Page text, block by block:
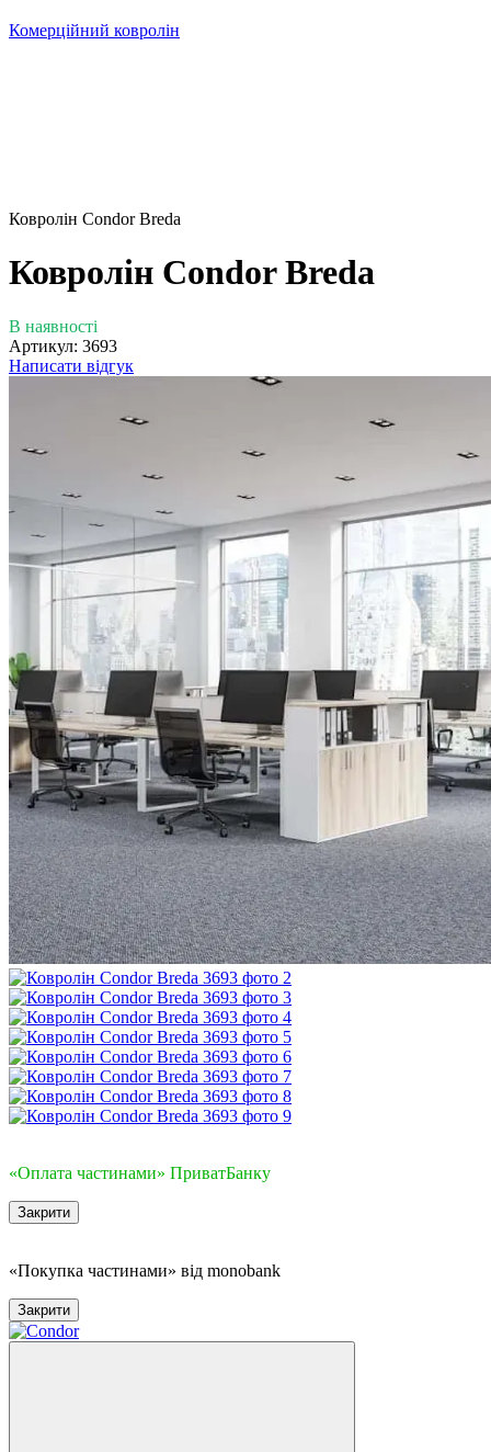
Комерційний ковролін
Ковролін Condor Breda
Ковролін Condor Breda
В наявності
Артикул: 3693
Написати відгук
«Оплата частинами» ПриватБанку
Закрити
«Покупка частинами» від monobank
Закрити